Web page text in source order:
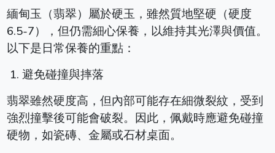
緬甸玉（翡翠）屬於硬玉，雖然質地堅硬（硬度
6.5-7），但仍需細心保養，以維持其光澤與價值。
以下是日常保養的重點：
1. 避免碰撞與摔落
翡翠雖然硬度高，但內部可能存在細微裂紋，受到
強烈撞擊後可能會破裂。因此，佩戴時應避免碰撞
硬物，如瓷磚、金屬或石材桌面。